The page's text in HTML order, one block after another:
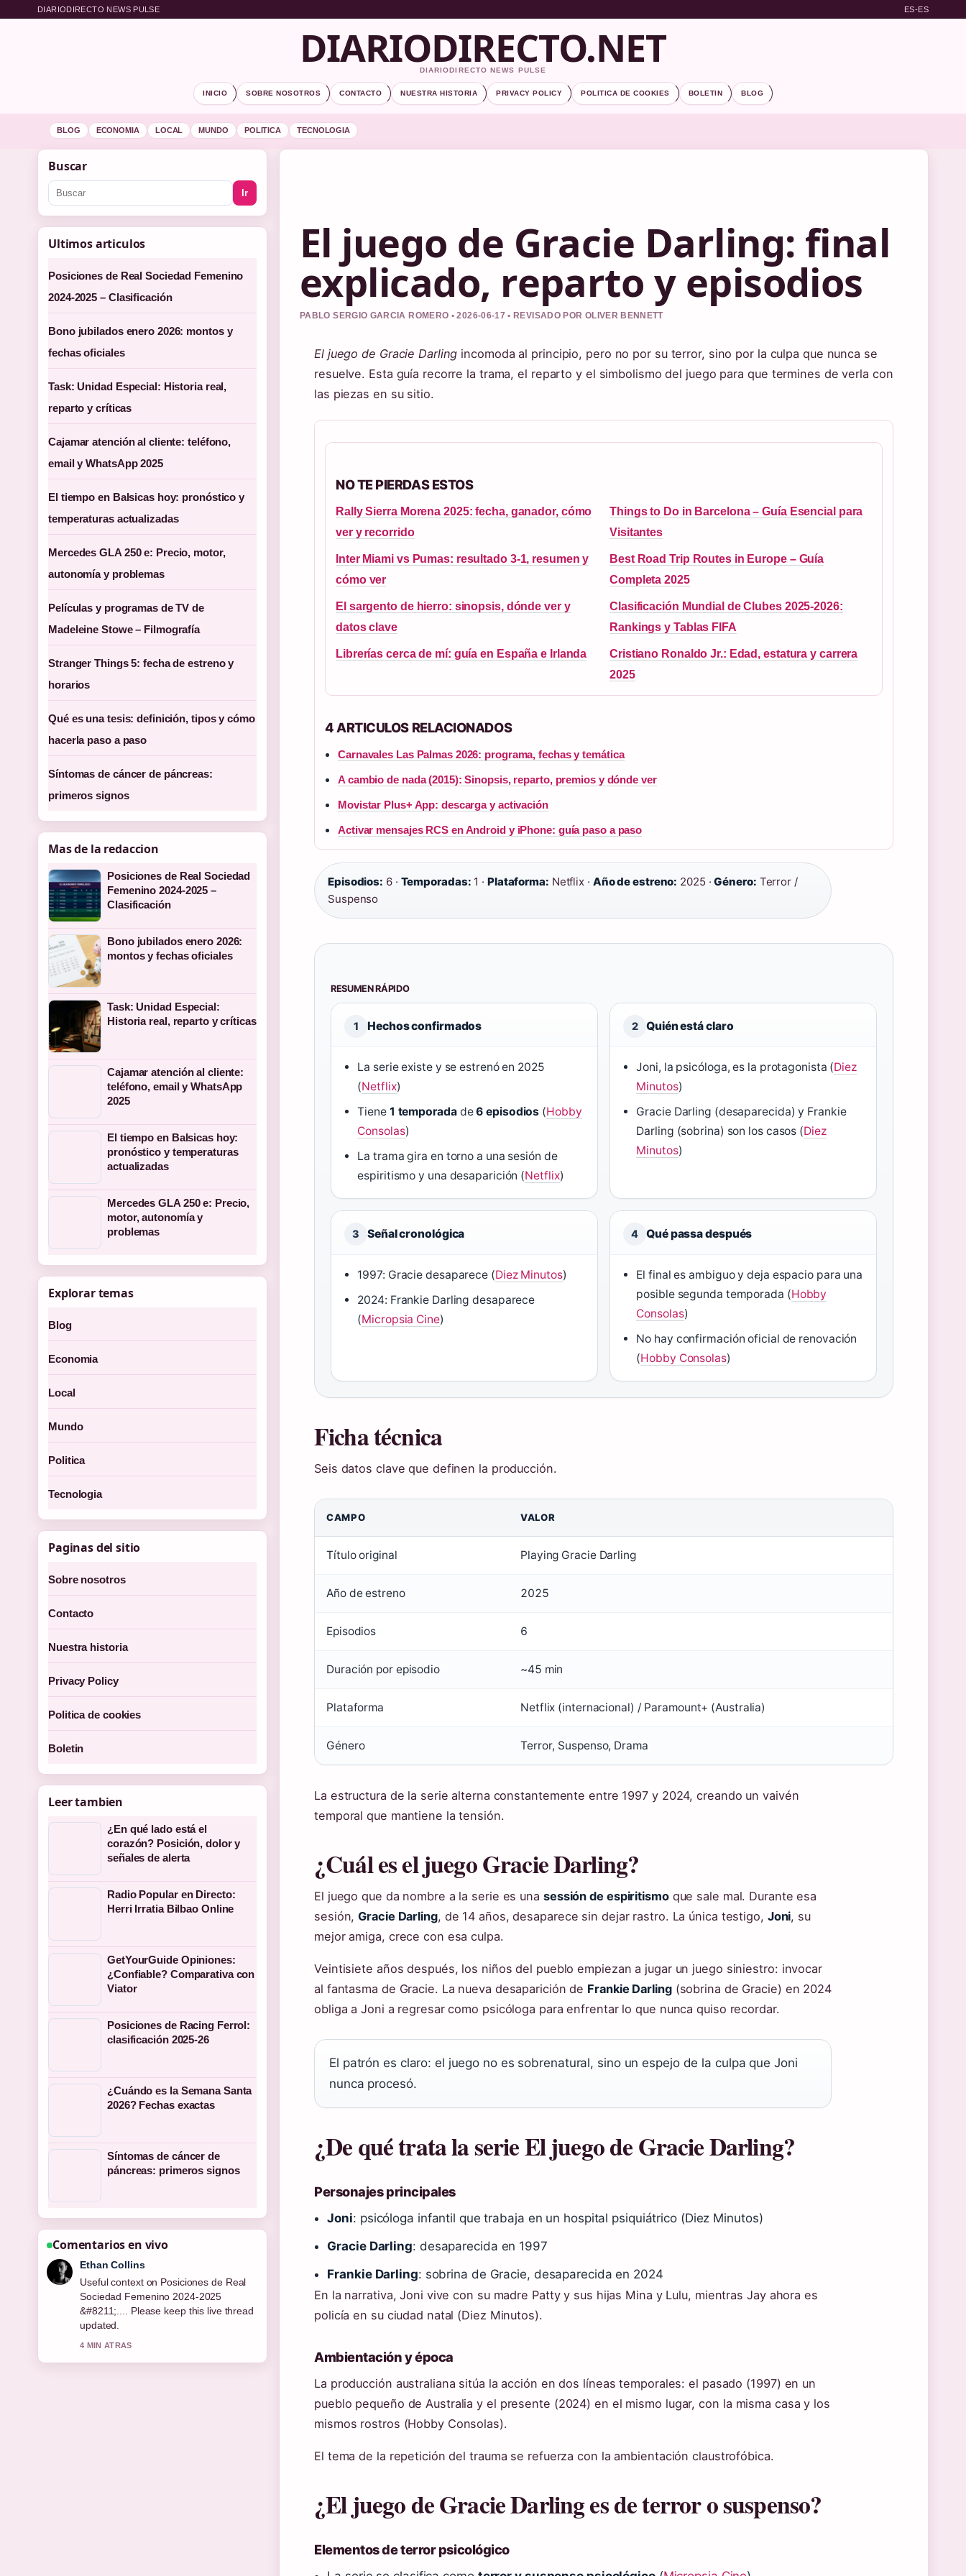
DIARIODIRECTO NEWS PULSE ES-ES
DIARIODIRECTO.NET
DIARIODIRECTO NEWS PULSE
INICIO SOBRE NOSOTROS CONTACTO NUESTRA HISTORIA PRIVACY POLICY POLITICA DE COOKIES BOLETIN BLOG
BLOG ECONOMIA LOCAL MUNDO POLITICA TECNOLOGIA
El juego de Gracie Darling: final
explicado, reparto y episodios
PABLO SERGIO GARCIA ROMERO • 2026-06-17 • REVISADO POR OLIVER BENNETT
El juego de Gracie Darling incomoda al principio, pero no por su terror, sino por la culpa que nunca se
resuelve. Esta guía recorre la trama, el reparto y el simbolismo del juego para que termines de verla con
las piezas en su sitio.
NO TE PIERDAS ESTOS
Rally Sierra Morena 2025: fecha, ganador, cómo
ver y recorrido
Things to Do in Barcelona – Guía Esencial para
Visitantes
Inter Miami vs Pumas: resultado 3-1, resumen y
cómo ver
Best Road Trip Routes in Europe – Guía
Completa 2025
El sargento de hierro: sinopsis, dónde ver y
datos clave
Clasificación Mundial de Clubes 2025-2026:
Rankings y Tablas FIFA
Librerías cerca de mí: guía en España e Irlanda
Cristiano Ronaldo Jr.: Edad, estatura y carrera
2025
4 ARTICULOS RELACIONADOS
Carnavales Las Palmas 2026: programa, fechas y temática
A cambio de nada (2015): Sinopsis, reparto, premios y dónde ver
Movistar Plus+ App: descarga y activación
Activar mensajes RCS en Android y iPhone: guía paso a paso
Episodios: 6 · Temporadas: 1 · Plataforma: Netflix · Año de estreno: 2025 ·Género: Terror /
Suspenso
RESUMEN RÁPIDO
1 Hechos confirmados
La serie existe y se estrenó en 2025
(Netflix)
Tiene 1 temporadade6 episodios (Hobby
Consolas)
La trama gira en torno a una sesión de
espiritismo y una desaparición (Netflix)
2 Quién está claro
Joni, la psicóloga, es la protagonista (Diez
Minutos)
Gracie Darling (desaparecida) y Frankie
Darling (sobrina) son los casos (Diez
Minutos)
3 Señal cronológica
1997: Gracie desaparece (Diez Minutos)
2024: Frankie Darling desaparece
(Micropsia Cine)
4 Qué passa después
El final es ambiguo y deja espacio para una
posible segunda temporada (Hobby
Consolas)
No hay confirmación oficial de renovación
(Hobby Consolas)
Ficha técnica
Seis datos clave que definen la producción.
CAMPO VALOR
Título original Playing Gracie Darling
Año de estreno 2025
Episodios 6
Duración por episodio ~45 min
Plataforma Netflix (internacional) / Paramount+ (Australia)
Género Terror, Suspenso, Drama
La estructura de la serie alterna constantemente entre 1997 y 2024, creando un vaivén
temporal que mantiene la tensión.
¿Cuál es el juego Gracie Darling?
El juego que da nombre a la serie es una sessión de espiritismoque sale mal. Durante esa
sesión,Gracie Darling, de 14 años, desaparece sin dejar rastro. La única testigo, Joni, su
mejor amiga, crece con esa culpa.
Veintisiete años después, los niños del pueblo empiezan a jugar un juego siniestro: invocar
al fantasma de Gracie. La nueva desaparición de Frankie Darling(sobrina de Gracie) en 2024
obliga a Joni a regresar como psicóloga para enfrentar lo que nunca quiso recordar.
El patrón es claro: el juego no es sobrenatural, sino un espejo de la culpa que Joni
nunca procesó.
¿De qué trata la serie El juego de Gracie Darling?
Personajes principales
Joni: psicóloga infantil que trabaja en un hospital psiquiátrico (Diez Minutos)
Gracie Darling: desaparecida en 1997
Frankie Darling: sobrina de Gracie, desaparecida en 2024
En la narrativa, Joni vive con su madre Patty y sus hijas Mina y Lulu, mientras Jay ahora es
policía en su ciudad natal (Diez Minutos).
Ambientación y época
La producción australiana sitúa la acción en dos líneas temporales: el pasado (1997) en un
pueblo pequeño de Australia y el presente (2024) en el mismo lugar, con la misma casa y los
mismos rostros (Hobby Consolas).
El tema de la repetición del trauma se refuerza con la ambientación claustrofóbica.
¿El juego de Gracie Darling es de terror o suspenso?
Elementos de terror psicológico
Buscar
Ir
Ultimos articulos
Posiciones de Real Sociedad Femenino
2024-2025 – Clasificación
Bono jubilados enero 2026: montos y
fechas oficiales
Task: Unidad Especial: Historia real,
reparto y críticas
Cajamar atención al cliente: teléfono,
email y WhatsApp 2025
El tiempo en Balsicas hoy: pronóstico y
temperaturas actualizadas
Mercedes GLA 250 e: Precio, motor,
autonomía y problemas
Películas y programas de TV de
Madeleine Stowe – Filmografía
Stranger Things 5: fecha de estreno y
horarios
Qué es una tesis: definición, tipos y cómo
hacerla paso a paso
Síntomas de cáncer de páncreas:
primeros signos
Mas de la redaccion
Posiciones de Real Sociedad
Femenino 2024-2025 –
Clasificación
Bono jubilados enero 2026:
montos y fechas oficiales
Task: Unidad Especial:
Historia real, reparto y críticas
Cajamar atención al cliente:
teléfono, email y WhatsApp
2025
El tiempo en Balsicas hoy:
pronóstico y temperaturas
actualizadas
Mercedes GLA 250 e: Precio,
motor, autonomía y
problemas
Explorar temas
Blog
Economia
Local
Mundo
Politica
Tecnologia
Paginas del sitio
Sobre nosotros
Contacto
Nuestra historia
Privacy Policy
Politica de cookies
Boletin
Leer tambien
¿En qué lado está el
corazón? Posición, dolor y
señales de alerta
Radio Popular en Directo:
Herri Irratia Bilbao Online
GetYourGuide Opiniones:
¿Confiable? Comparativa con
Viator
Posiciones de Racing Ferrol:
clasificación 2025-26
¿Cuándo es la Semana Santa
2026? Fechas exactas
Síntomas de cáncer de
páncreas: primeros signos
Comentarios en vivo
Oliver Bennett
The reporting on Bono jubilados enero
2026: montos y fechas... feels solid and
very easy to follow.
6 MIN ATRAS